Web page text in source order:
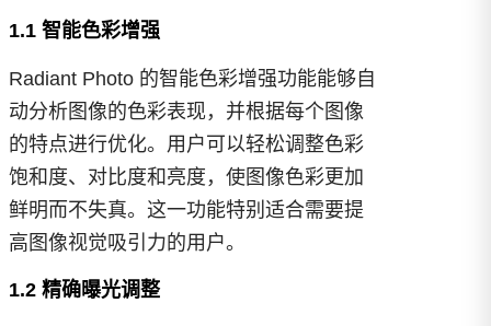
1.1 智能色彩增强
Radiant Photo 的智能色彩增强功能能够自
动分析图像的色彩表现，并根据每个图像
的特点进行优化。用户可以轻松调整色彩
饱和度、对比度和亮度，使图像色彩更加
鲜明而不失真。这一功能特别适合需要提
高图像视觉吸引力的用户。
1.2 精确曝光调整